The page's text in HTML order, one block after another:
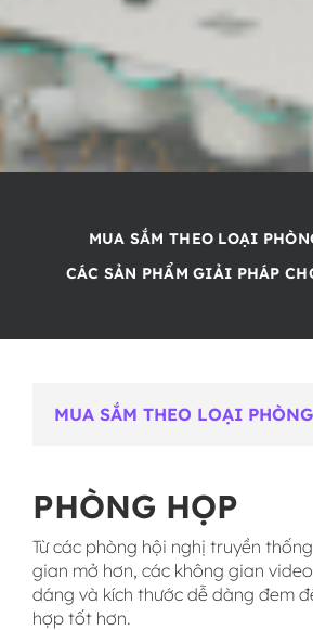
MUA SẮM THEO LOẠI
CÁC SẢN PHẨM GIẢI PHÁP
MUA SẮM THEO LOẠI
PHÒNG HỌP
Từ các phòng hội nghị truyền
gian mở hơn, các không gian
dáng và kích thước dễ dàng đem
hợp tốt hơn.